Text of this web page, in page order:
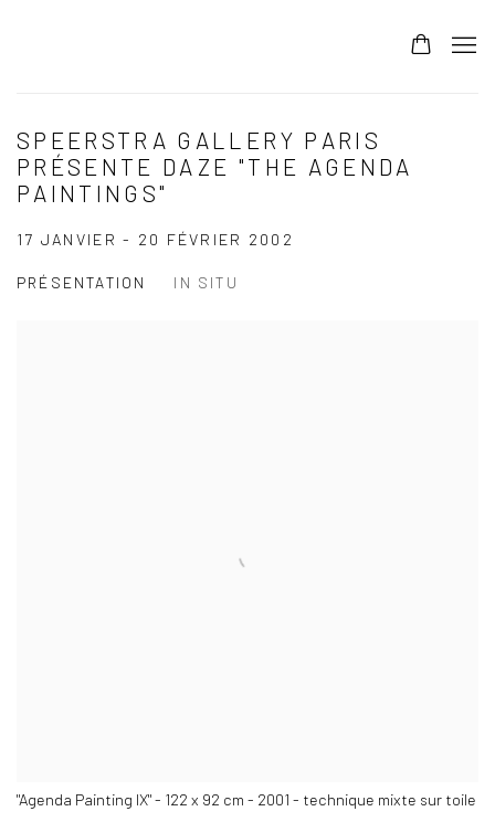
SPEERSTRA GALLERY PARIS
PRÉSENTE DAZE "THE AGENDA
PAINTINGS"
17 JANVIER - 20 FÉVRIER 2002
PRÉSENTATION IN SITU
"Agenda Painting IX" - 122 x 92 cm - 2001 - technique mixte sur toile